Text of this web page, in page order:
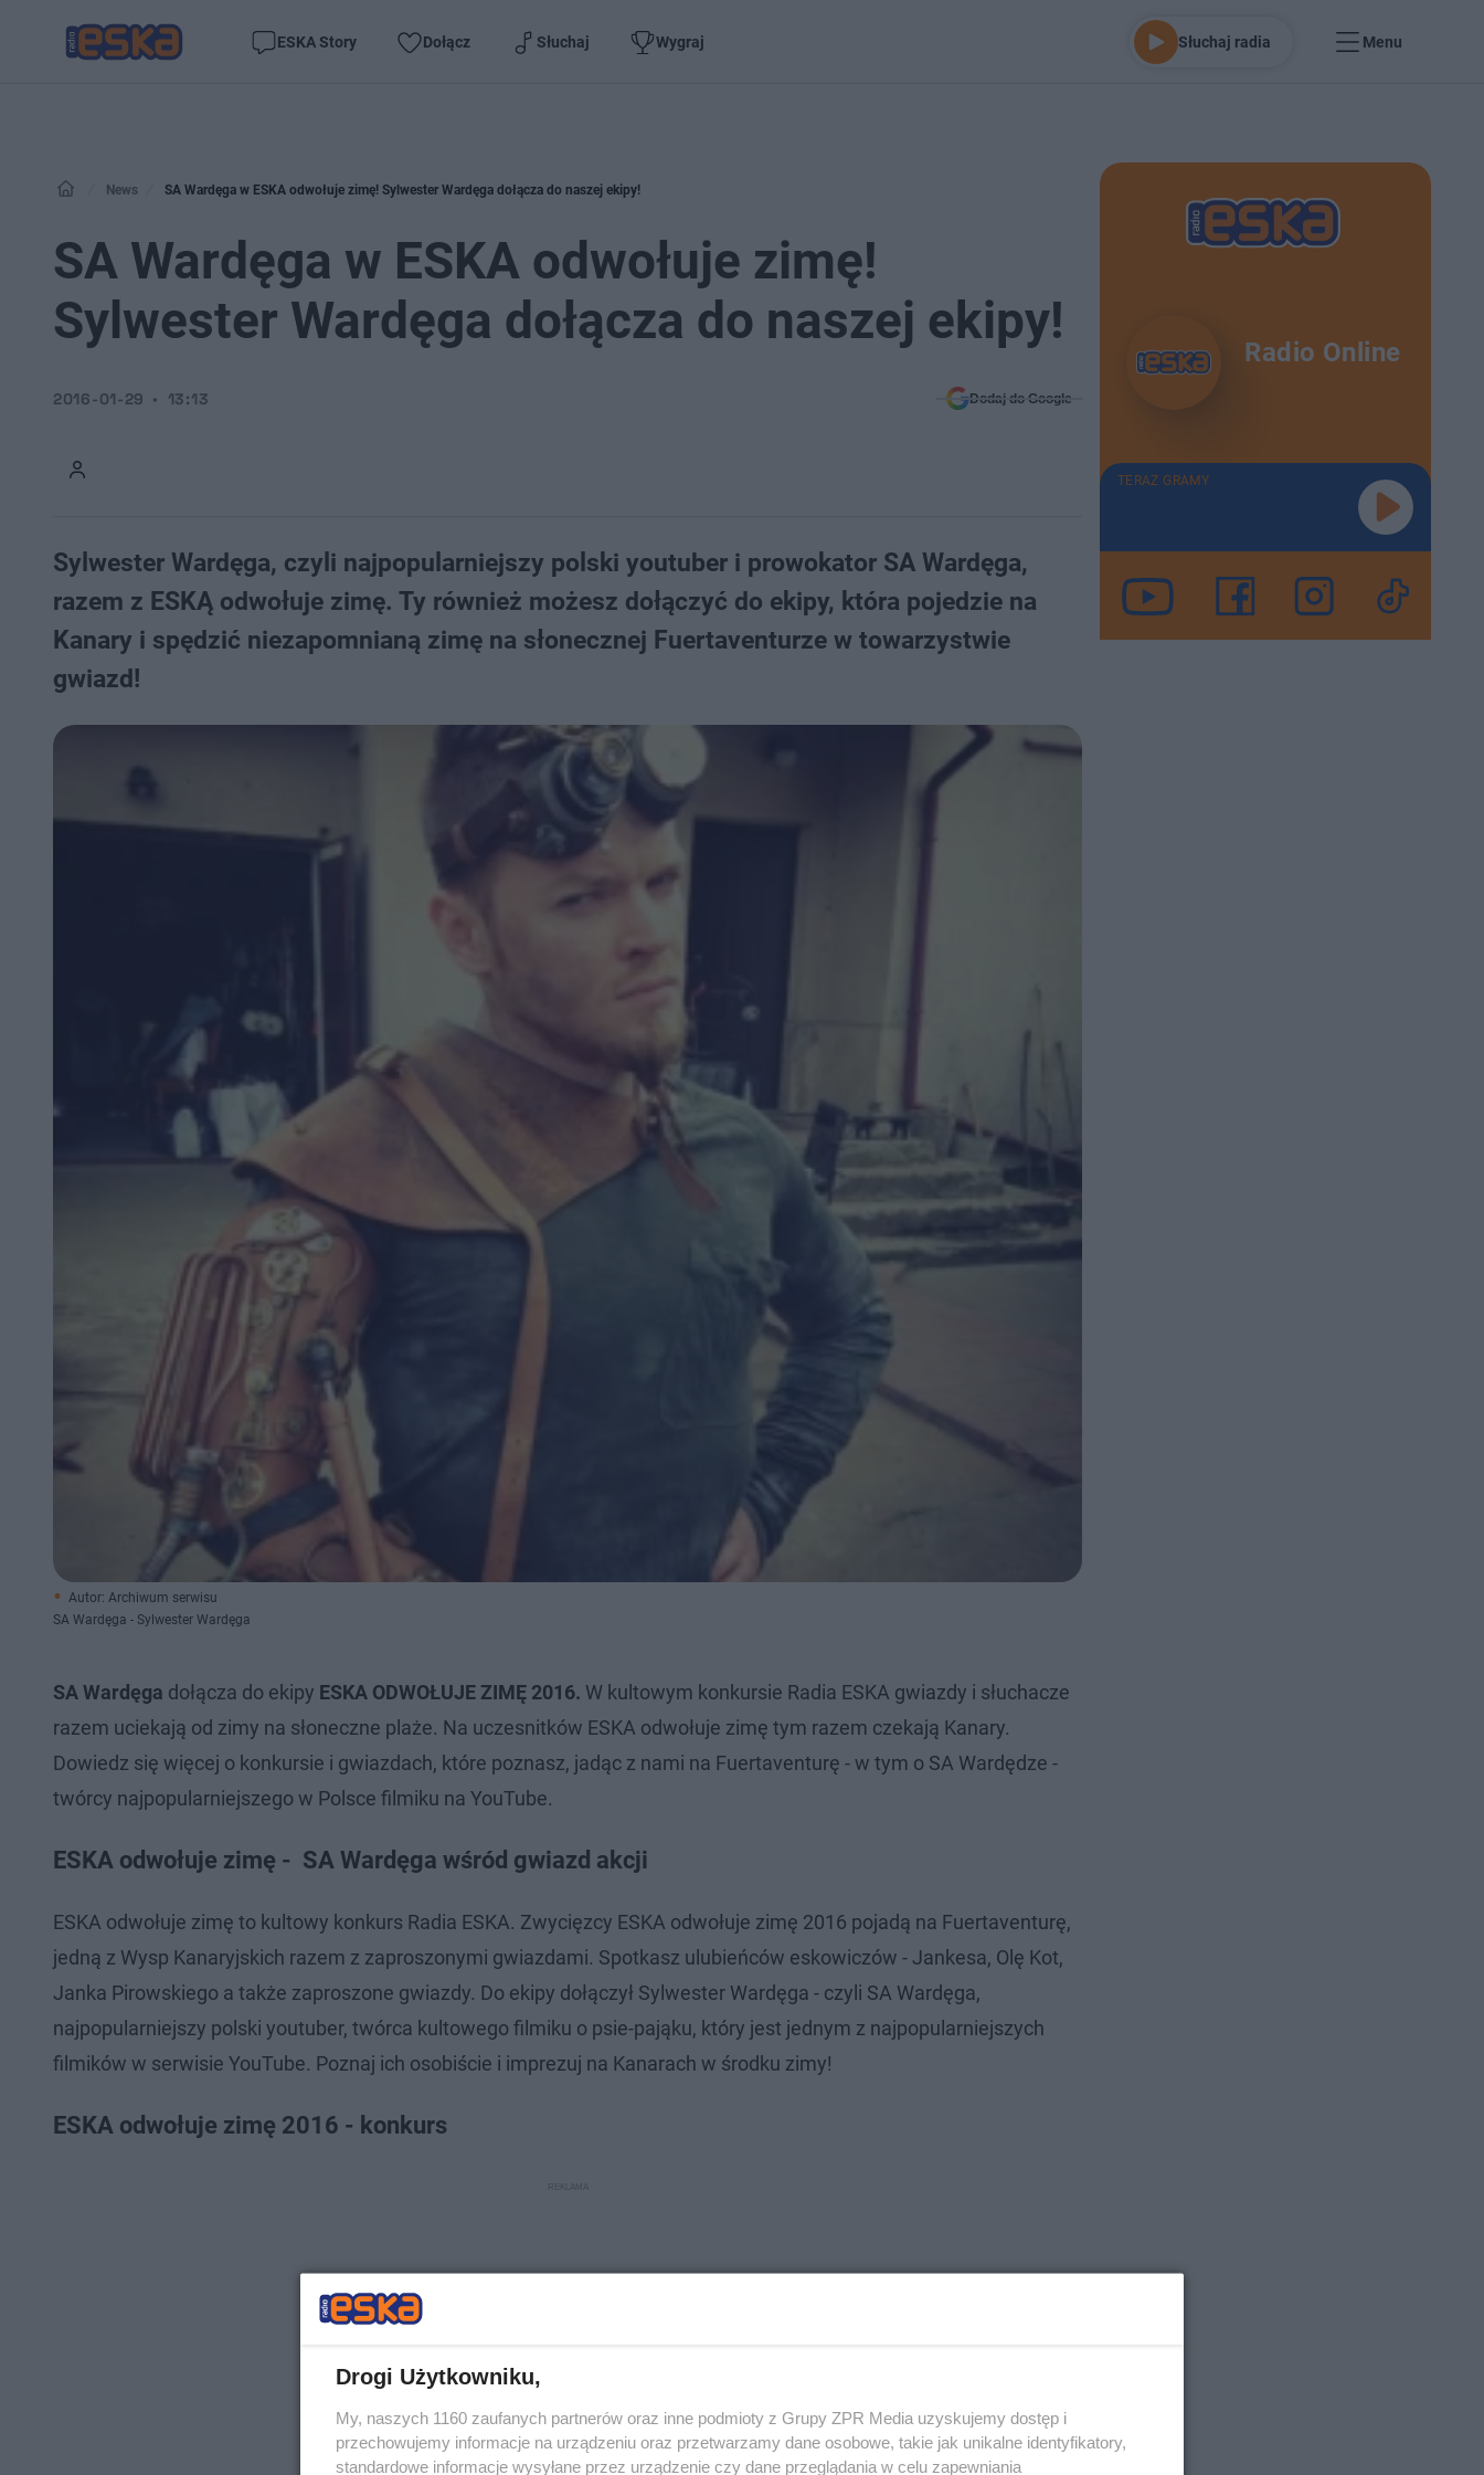
ESKA Story Dołącz Słuchaj Wygraj Słuchaj radia Menu
News SA Wardęga w ESKA odwołuje zimę! Sylwester Wardęga dołącza do naszej ekipy!
SA Wardęga w ESKA odwołuje zimę!
Sylwester Wardęga dołącza do naszej ekipy!
2016-01-29 13:13 Dodaj do Google
Sylwester Wardęga, czyli najpopularniejszy polski youtuber i prowokator SA Wardęga,
razem z ESKĄ odwołuje zimę. Ty również możesz dołączyć do ekipy, która pojedzie na
Kanary i spędzić niezapomnianą zimę na słonecznej Fuertaventurze w towarzystwie
gwiazd!
Autor: Archiwum serwisu
SA Wardęga - Sylwester Wardęga
SA Wardęga dołącza do ekipy ESKA ODWOŁUJE ZIMĘ 2016. W kultowym konkursie Radia ESKA gwiazdy i słuchacze
razem uciekają od zimy na słoneczne plaże. Na uczesnitków ESKA odwołuje zimę tym razem czekają Kanary.
Dowiedz się więcej o konkursie i gwiazdach, które poznasz, jadąc z nami na Fuertaventurę - w tym o SA Wardędze -
twórcy najpopularniejszego w Polsce filmiku na YouTube.
ESKA odwołuje zimę - SA Wardęga wśród gwiazd akcji
ESKA odwołuje zimę to kultowy konkurs Radia ESKA. Zwycięzcy ESKA odwołuje zimę 2016 pojadą na Fuertaventurę,
jedną z Wysp Kanaryjskich razem z zaproszonymi gwiazdami. Spotkasz ulubieńców eskowiczów - Jankesa, Olę Kot,
Janka Pirowskiego a także zaproszone gwiazdy. Do ekipy dołączył Sylwester Wardęga - czyli SA Wardęga,
najpopularniejszy polski youtuber, twórca kultowego filmiku o psie-pająku, który jest jednym z najpopularniejszych
filmików w serwisie YouTube. Poznaj ich osobiście i imprezuj na Kanarach w środku zimy!
ESKA odwołuje zimę 2016 - konkurs
Radio Online
TERAZ GRAMY
Drogi Użytkowniku,
My, naszych 1160 zaufanych partnerów oraz inne podmioty z Grupy ZPR Media uzyskujemy dostęp i
przechowujemy informacje na urządzeniu oraz przetwarzamy dane osobowe, takie jak unikalne identyfikatory,
standardowe informacje wysyłane przez urządzenie czy dane przeglądania w celu zapewniania